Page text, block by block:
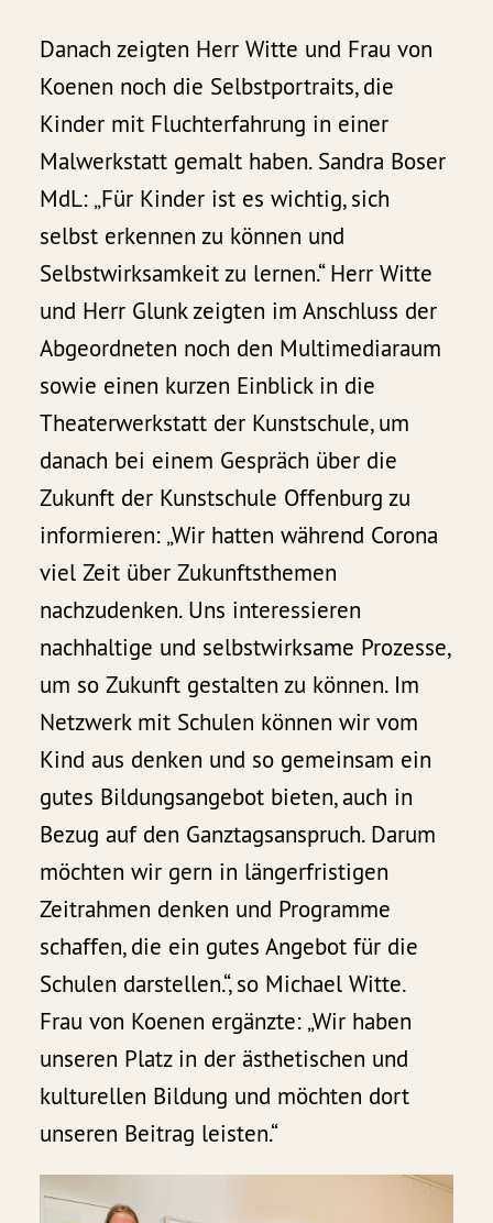
Danach zeigten Herr Witte und Frau von
Koenen noch die Selbstportraits, die
Kinder mit Fluchterfahrung in einer
Malwerkstatt gemalt haben. Sandra Boser
MdL: „Für Kinder ist es wichtig, sich
selbst erkennen zu können und
Selbstwirksamkeit zu lernen.“ Herr Witte
und Herr Glunk zeigten im Anschluss der
Abgeordneten noch den Multimediaraum
sowie einen kurzen Einblick in die
Theaterwerkstatt der Kunstschule, um
danach bei einem Gespräch über die
Zukunft der Kunstschule Offenburg zu
informieren: „Wir hatten während Corona
viel Zeit über Zukunftsthemen
nachzudenken. Uns interessieren
nachhaltige und selbstwirksame Prozesse,
um so Zukunft gestalten zu können. Im
Netzwerk mit Schulen können wir vom
Kind aus denken und so gemeinsam ein
gutes Bildungsangebot bieten, auch in
Bezug auf den Ganztagsanspruch. Darum
möchten wir gern in längerfristigen
Zeitrahmen denken und Programme
schaffen, die ein gutes Angebot für die
Schulen darstellen.“, so Michael Witte.
Frau von Koenen ergänzte: „Wir haben
unseren Platz in der ästhetischen und
kulturellen Bildung und möchten dort
unseren Beitrag leisten.“